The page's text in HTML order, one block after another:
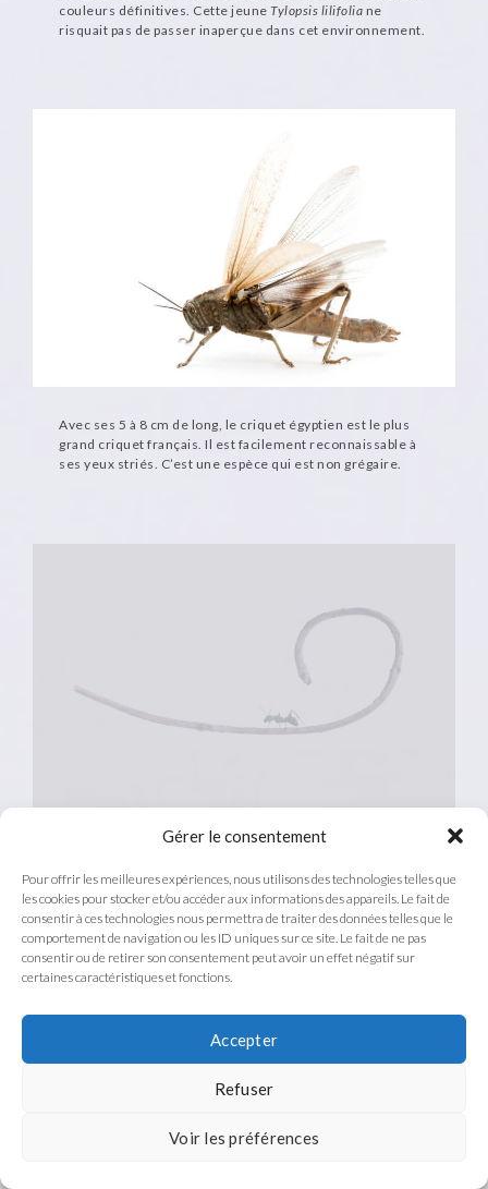
Gérer le consentement
Pour offrir les meilleures expériences, nous utilisons des technologies telles que
les cookies pour stocker et/ou accéder aux informations des appareils. Le fait de
consentir à ces technologies nous permettra de traiter des données telles que le
comportement de navigation ou les ID uniques sur ce site. Le fait de ne pas
consentir ou de retirer son consentement peut avoir un effet négatif sur
certaines caractéristiques et fonctions.
Accepter
Refuser
Voir les préférences
couleurs définitives. Cette jeune Tylopsis lilifolia ne
risquait pas de passer inaperçue dans cet environnement.
Avec ses 5 à 8 cm de long, le criquet égyptien est le plus
grand criquet français. Il est facilement reconnaissable à
ses yeux striés. C’est une espèce qui est non grégaire.